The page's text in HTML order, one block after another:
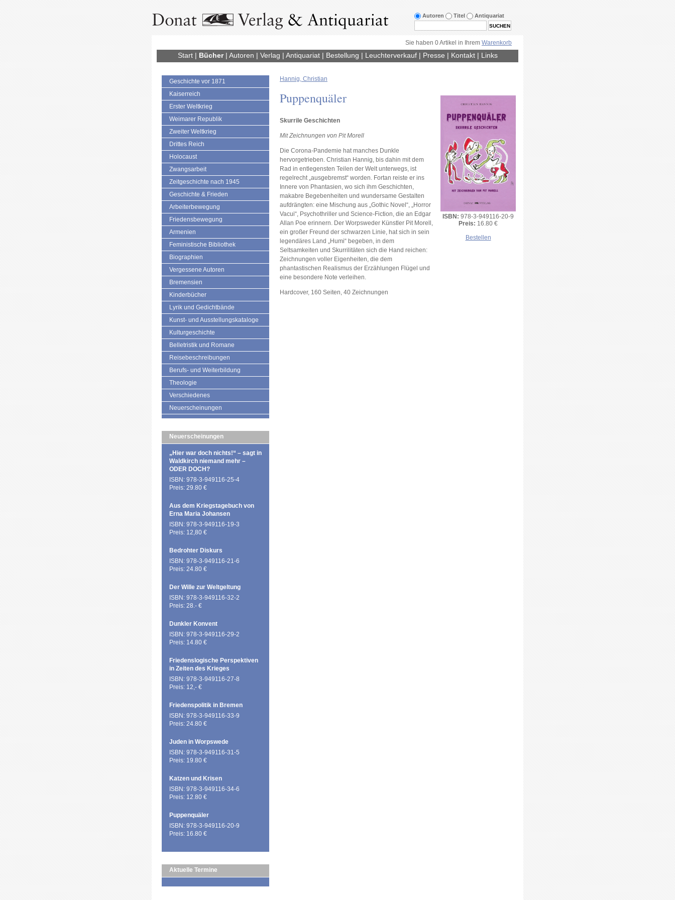
Autoren Titel Antiquariat
Sie haben 0 Artikel in Ihrem Warenkorb
Start| Bücher| Autoren | Verlag | Antiquariat| Bestellung | Leuchterverkauf| Presse | Kontakt| Links
Geschichte vor 1871
Kaiserreich
Erster Weltkrieg
Weimarer Republik
Zweiter Weltkrieg
Drittes Reich
Holocaust
Zwangsarbeit
Zeitgeschichte nach 1945
Geschichte & Frieden
Arbeiterbewegung
Friedensbewegung
Armenien
Feministische Bibliothek
Biographien
Vergessene Autoren
Bremensien
Kinderbücher
Lyrik und Gedichtbände
Kunst- und Ausstellungskataloge
Kulturgeschichte
Belletristik und Romane
Reisebeschreibungen
Berufs- und Weiterbildung
Theologie
Verschiedenes
Neuerscheinungen
Neuerscheinungen
„Hier war doch nichts!“ – sagt in
Waldkirch niemand mehr –
ODER DOCH?
ISBN: 978-3-949116-25-4
Preis: 29.80 €
Aus dem Kriegstagebuch von
Erna Maria Johansen
ISBN: 978-3-949116-19-3
Preis: 12,80 €
Bedrohter Diskurs
ISBN: 978-3-949116-21-6
Preis: 24.80 €
Der Wille zur Weltgeltung
ISBN: 978-3-949116-32-2
Preis: 28.- €
Dunkler Konvent
ISBN: 978-3-949116-29-2
Preis: 14.80 €
Friedenslogische Perspektiven
in Zeiten des Krieges
ISBN: 978-3-949116-27-8
Preis: 12,- €
Friedenspolitik in Bremen
ISBN: 978-3-949116-33-9
Preis: 24.80 €
Juden in Worpswede
ISBN: 978-3-949116-31-5
Preis: 19.80 €
Katzen und Krisen
ISBN: 978-3-949116-34-6
Preis: 12.80 €
Puppenquäler
ISBN: 978-3-949116-20-9
Preis: 16.80 €
Aktuelle Termine
Hannig, Christian
Puppenquäler
Skurrile Geschichten
Mit Zeichnungen von Pit Morell
Die Corona-Pandemie hat manches Dunkle
hervorgetrieben. Christian Hannig, bis dahin mit dem
Rad in entlegensten Teilen der Welt unterwegs, ist
regelrecht „ausgebremst“ worden. Fortan reiste er ins
Innere von Phantasien, wo sich ihm Geschichten,
makabre Begebenheiten und wundersame Gestalten
aufdrängten: eine Mischung aus „Gothic Novel“, „Horror
Vacui“, Psychothriller und Science-Fiction, die an Edgar
Allan Poe erinnern. Der Worpsweder Künstler Pit Morell,
ein großer Freund der schwarzen Linie, hat sich in sein
legendäres Land „Humi“ begeben, in dem
Seltsamkeiten und Skurrilitäten sich die Hand reichen:
Zeichnungen voller Eigenheiten, die dem
phantastischen Realismus der Erzählungen Flügel und
eine besondere Note verleihen.
Hardcover, 160 Seiten, 40 Zeichnungen
ISBN: 978-3-949116-20-9
Preis: 16.80 €
Bestellen